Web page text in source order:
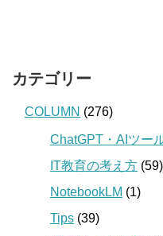
カテゴリー
COLUMN (276)
ChatGPT・AIツー
IT教育の考え方 (59)
NotebookLM (1)
Tips (39)